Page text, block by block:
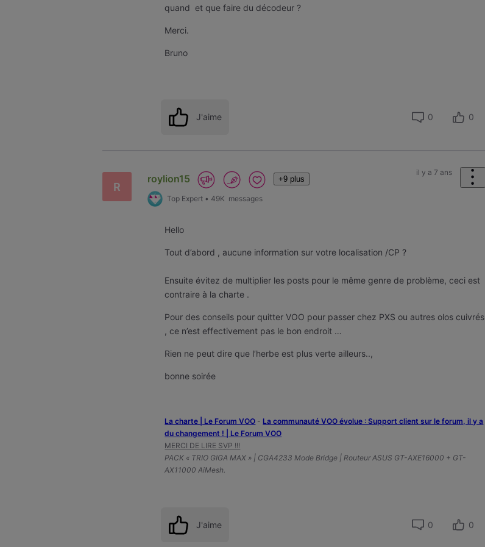
quand et que faire du décodeur ?
Merci.
Bruno
J'aime 0 0
R
roylion15 +9 plus
Top Expert• 49K messages
il y a 7 ans
Hello
Tout d’abord , aucune information sur votre localisation /CP ?
Ensuite évitez de multiplier les posts pour le même genre de problème, ceci est
contraire à la charte .
Pour des conseils pour quitter VOO pour passer chez PXS ou autres olos cuivrés
, ce n’est effectivement pas le bon endroit …
Rien ne peut dire que l’herbe est plus verte ailleurs..,
bonne soirée
La charte | Le Forum VOO - ‎La communauté VOO évolue : Support client sur le forum, il y a
du changement ! | Le Forum VOO
MERCI DE LIRE SVP !!!
PACK « TRIO GIGA MAX » | CGA4233 Mode Bridge | Routeur ASUS GT-AXE16000 + GT-
AX11000 AiMesh.
J'aime 0 0